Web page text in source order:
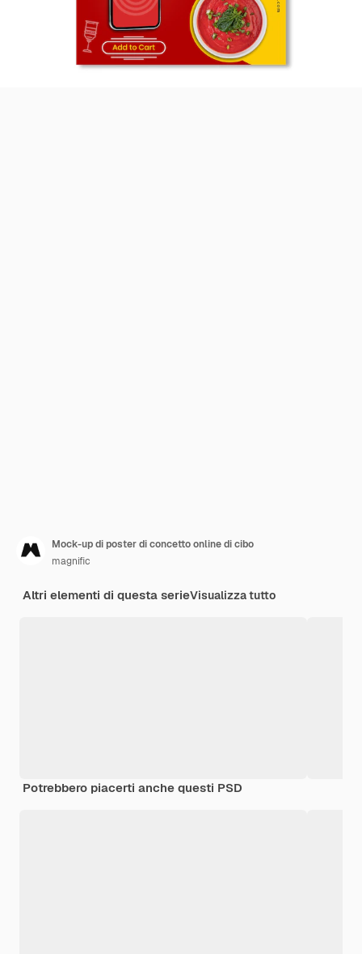
Mock-up di poster di concetto online di cibo
magnific
Altri elementi di questa serieVisualizza tutto
Potrebbero piacerti anche questi PSD